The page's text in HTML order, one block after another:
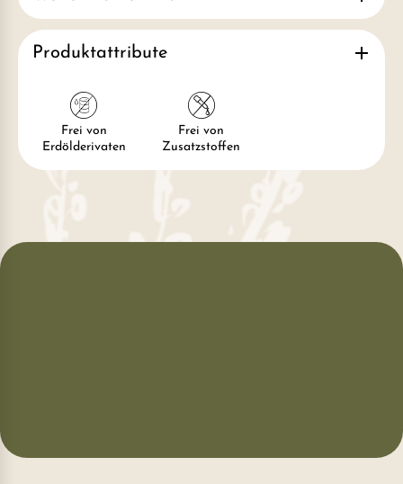
Produktattribute
Frei von
Erdölderivaten
Frei von
Zusatzstoffen